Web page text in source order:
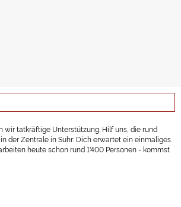
wir tatkräftige Unterstützung. Hilf uns, die rund
der Zentrale in Suhr: Dich erwartet ein einmaliges
heute schon rund 1'400 Personen - kommst